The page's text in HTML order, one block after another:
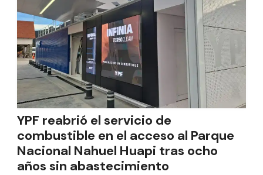
YPF reabrió el servicio de
combustible en el acceso al Parque
Nacional Nahuel Huapi tras ocho
años sin abastecimiento